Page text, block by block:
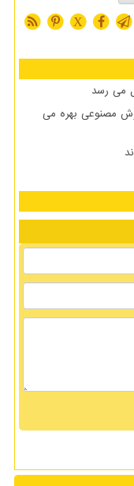
X
می رسد
مصنوعی بهره می